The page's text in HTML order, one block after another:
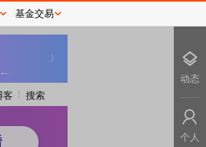
客 搜索
基金交易
动态
个人